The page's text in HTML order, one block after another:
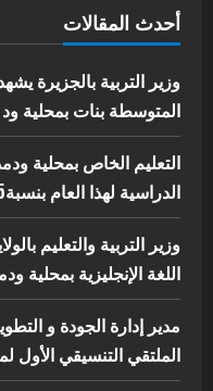
5
البيئة
يوليو
أحدث المقالات
وزير التربية بالجزيرة
المتوسطة بنات بمحلية
التعليم الخاص بمحلية
الدراسية لهذا العام بنسبة15%
وزير التربية والتعليم
اللغة الإنجليزية بمحلية
مدير إدارة الجودة و
الملتقي التنسيقي الأول